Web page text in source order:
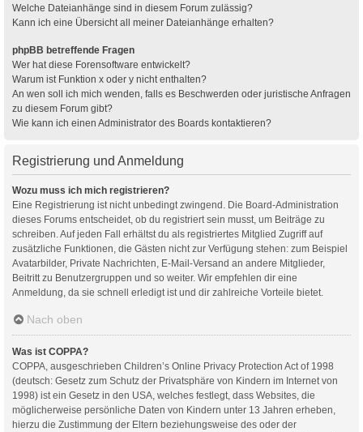
Welche Dateianhänge sind in diesem Forum zulässig?
Kann ich eine Übersicht all meiner Dateianhänge erhalten?
phpBB betreffende Fragen
Wer hat diese Forensoftware entwickelt?
Warum ist Funktion x oder y nicht enthalten?
An wen soll ich mich wenden, falls es Beschwerden oder juristische Anfragen
zu diesem Forum gibt?
Wie kann ich einen Administrator des Boards kontaktieren?
Registrierung und Anmeldung
Wozu muss ich mich registrieren?
Eine Registrierung ist nicht unbedingt zwingend. Die Board-Administration
dieses Forums entscheidet, ob du registriert sein musst, um Beiträge zu
schreiben. Auf jeden Fall erhältst du als registriertes Mitglied Zugriff auf
zusätzliche Funktionen, die Gästen nicht zur Verfügung stehen: zum Beispiel
Avatarbilder, Private Nachrichten, E-Mail-Versand an andere Mitglieder,
Beitritt zu Benutzergruppen und so weiter. Wir empfehlen dir eine
Anmeldung, da sie schnell erledigt ist und dir zahlreiche Vorteile bietet.
Nach oben
Was ist COPPA?
COPPA, ausgeschrieben Children’s Online Privacy Protection Act of 1998
(deutsch: Gesetz zum Schutz der Privatsphäre von Kindern im Internet von
1998) ist ein Gesetz in den USA, welches festlegt, dass Websites, die
möglicherweise persönliche Daten von Kindern unter 13 Jahren erheben,
hierzu die Zustimmung der Eltern beziehungsweise des oder der